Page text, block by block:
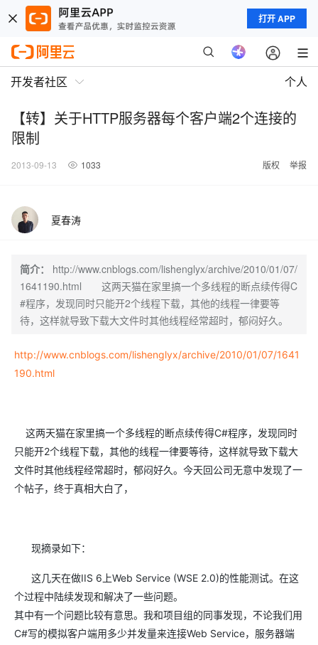
打开 APP
开发者社区 个人
【转】关于HTTP服务器每个客户端2个连接的
限制
2013-09-13 1033 版权 举报
夏春涛
简介：
http://www.cnblogs.com/lishenglyx/archive/2010/01/07/
1641190.html 这两天猫在家里搞一个多线程的断点续传得C
#程序，发现同时只能开2个线程下载，其他的线程一律要等
待，这样就导致下载大文件时其他线程经常超时，郁闷好久。
http://www.cnblogs.com/lishenglyx/archive/2010/01/07/1641
190.html
这两天猫在家里搞一个多线程的断点续传得C#程序，发现同时
只能开2个线程下载，其他的线程一律要等待，这样就导致下载大
文件时其他线程经常超时，郁闷好久。今天回公司无意中发现了一
个帖子，终于真相大白了，
现摘录如下：
这几天在做IIS 6上Web Service (WSE 2.0)的性能测试。在这
个过程中陆续发现和解决了一些问题。
其中有一个问题比较有意思。我和项目组的同事发现，不论我们用
C#写的模拟客户端用多少并发量来连接Web Service，服务器端